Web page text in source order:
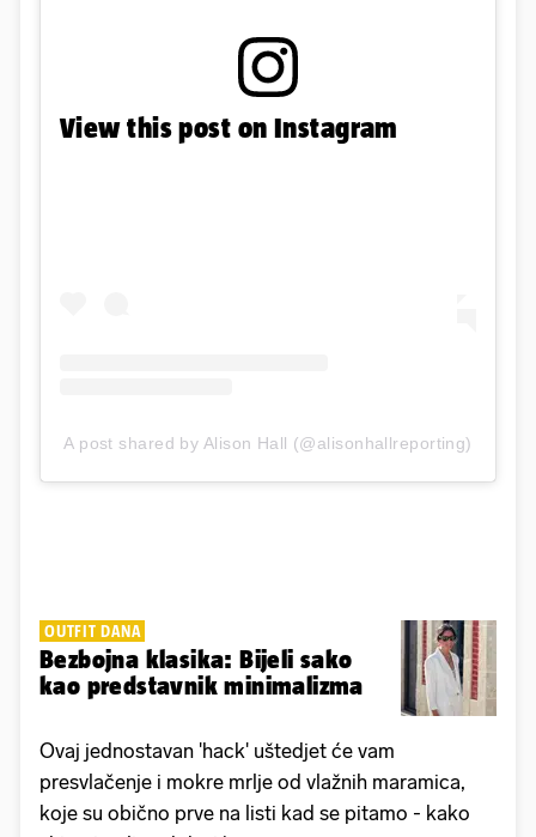
View this post on Instagram
A post shared by Alison Hall (@alisonhallreporting)
OUTFIT DANA
Bezbojna klasika: Bijeli sako
kao predstavnik minimalizma
Ovaj jednostavan 'hack' uštedjet će vam
presvlačenje i mokre mrlje od vlažnih maramica,
koje su obično prve na listi kad se pitamo - kako